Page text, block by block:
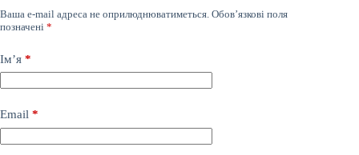
Ваша e-mail адреса не оприлюднюватиметься. Обов’язкові поля
позначені *
Ім’я *
Email *